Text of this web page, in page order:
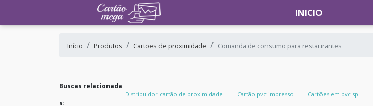
INICIO
Início Produtos Cartões de proximidade Comanda de consumo para restaurantes
Buscas relacionada
s:
Distribuidor cartão de proximidade Cartão pvc impresso Cartões em pvc sp